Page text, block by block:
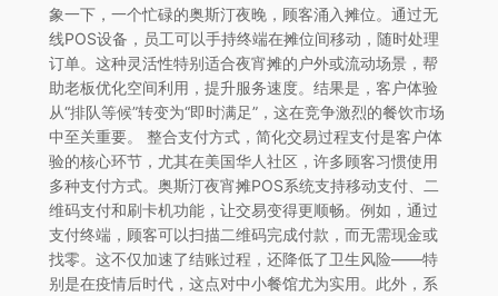
象一下，一个忙碌的奥斯汀夜晚，顾客涌入摊位。通过无
线POS设备，员工可以手持终端在摊位间移动，随时处理
订单。这种灵活性特别适合夜宵摊的户外或流动场景，帮
助老板优化空间利用，提升服务速度。结果是，客户体验
从“排队等候”转变为“即时满足”，这在竞争激烈的餐饮市场
中至关重要。 整合支付方式，简化交易过程支付是客户体
验的核心环节，尤其在美国华人社区，许多顾客习惯使用
多种支付方式。奥斯汀夜宵摊POS系统支持移动支付、二
维码支付和刷卡机功能，让交易变得更顺畅。例如，通过
支付终端，顾客可以扫描二维码完成付款，而无需现金或
找零。这不仅加速了结账过程，还降低了卫生风险——特
别是在疫情后时代，这点对中小餐馆尤为实用。此外，系